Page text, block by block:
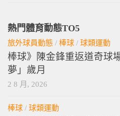
熱門體育動態TO5
旅外球員動態 / 棒球 / 球類運動
棒球》陳金鋒重返道奇
夢」歲月
2 8 月, 2026
棒球 / 球類運動